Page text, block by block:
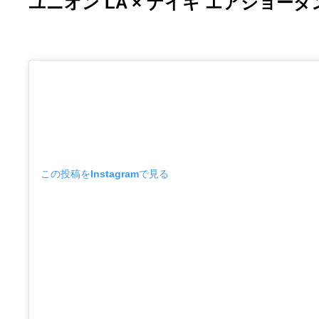
この投稿をInstagramで見る